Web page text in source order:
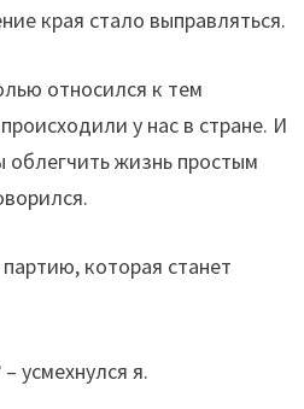
края стало выправляться.
относился к тем
у нас в стране. И
облегчить жизнь простым
которая станет
усмехнулся я.